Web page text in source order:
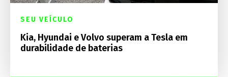
SEU VEÍCULO
Kia, Hyundai e Volvo superam a Tesla em
durabilidade de baterias